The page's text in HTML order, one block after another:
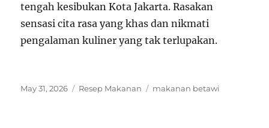
tengah kesibukan Kota Jakarta. Rasakan
sensasi cita rasa yang khas dan nikmati
pengalaman kuliner yang tak terlupakan.
Posted
May 31, 2026 Categories
Resep Makanan Tags
makanan betawi